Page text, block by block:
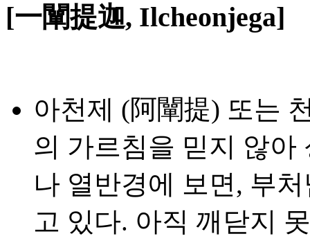
[一闡提迦, Ilcheonjega]
아천제 (阿闡提) 또는
의 가르침을 믿지 않아
나 열반경에 보면, 부
고 있다. 아직 깨닫지